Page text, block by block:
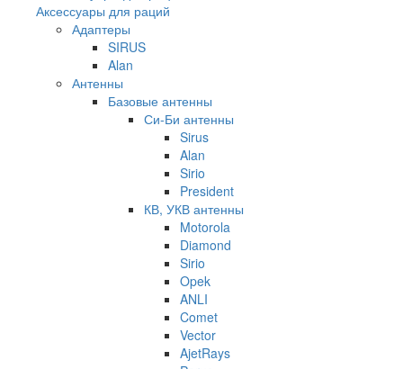
Аксессуары для раций
Адаптеры
SIRUS
Alan
Антенны
Базовые антенны
Си-Би антенны
Sirus
Alan
Sirio
President
КВ, УКВ антенны
Motorola
Diamond
Sirio
Opek
ANLI
Comet
Vector
AjetRays